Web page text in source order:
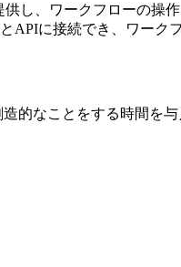
し、ワークフローの操
に接続でき、ワーク
的なことをする時間を